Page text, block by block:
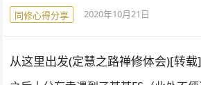
同修心得分享 2020年10月21日
从这里出发(定慧之路禅修体会)[转载]